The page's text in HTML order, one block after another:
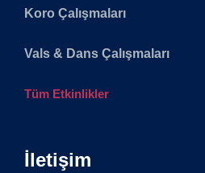
Koro Çalışmaları
Vals & Dans Çalışmaları
Tüm Etkinlikler
İletişim